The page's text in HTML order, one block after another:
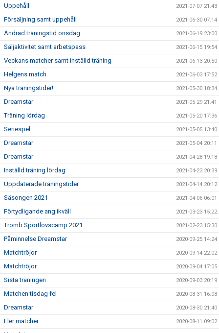
Uppehåll 2021-07-07 21:43
Försäljning samt uppehåll 2021-06-30 07:14
Ändrad träningstid onsdag 2021-06-19 23:00
Säljaktivitet samt arbetspass 2021-06-15 19:54
Veckans matcher samt inställd träning 2021-06-13 20:50
Helgens match 2021-06-03 17:52
Nya träningstider! 2021-05-30 18:34
Dreamstar 2021-05-29 21:41
Träning lördag 2021-05-20 17:36
Seriespel 2021-05-05 13:40
Dreamstar 2021-05-04 20:11
Dreamstar 2021-04-28 19:18
Inställd träning lördag 2021-04-23 20:39
Uppdaterade träningstider 2021-04-14 20:12
Säsongen 2021 2021-04-06 06:01
Förtydligande ang ikväll 2021-03-23 15:22
Tromb Sportlovscamp 2021 2021-02-23 15:30
Påminnelse Dreamstar 2020-09-25 14:24
Matchtröjor 2020-09-14 22:02
Matchtröjor 2020-09-04 17:05
Sista träningen 2020-09-03 20:19
Matchen tisdag fel 2020-08-31 16:08
Dreamstar 2020-08-30 21:40
Fler matcher 2020-08-11 09:02